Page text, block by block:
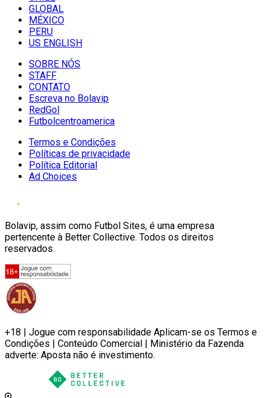
GLOBAL
MÉXICO
PERU
US ENGLISH
SOBRE NÓS
STAFF
CONTATO
Escreva no Bolavip
RedGol
Futbolcentroamerica
Termos e Condições
Políticas de privacidade
Política Editorial
Ad Choices
Bolavip, assim como Futbol Sites, é uma empresa
pertencente à Better Collective. Todos os direitos
reservados.
+18 | Jogue com responsabilidade Aplicam-se os Termos e
Condições | Conteúdo Comercial | Ministério da Fazenda
adverte: Aposta não é investimento.